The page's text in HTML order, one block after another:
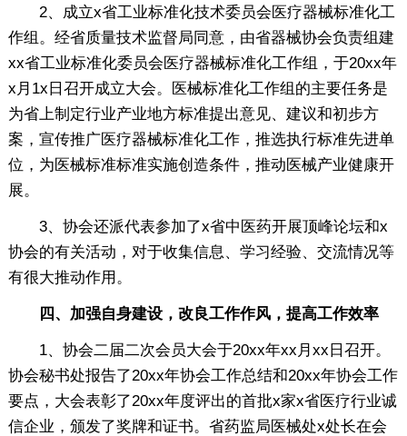
2、成立x省工业标准化技术委员会医疗器械标准化工
作组。经省质量技术监督局同意，由省器械协会负责组建
xx省工业标准化委员会医疗器械标准化工作组，于20xx年
x月1x日召开成立大会。医械标准化工作组的主要任务是
为省上制定行业产业地方标准提出意见、建议和初步方
案，宣传推广医疗器械标准化工作，推选执行标准先进单
位，为医械标准标准实施创造条件，推动医械产业健康开
展。
3、协会还派代表参加了x省中医药开展顶峰论坛和x
协会的有关活动，对于收集信息、学习经验、交流情况等
有很大推动作用。
四、加强自身建设，改良工作作风，提高工作效率
1、协会二届二次会员大会于20xx年xx月xx日召开。
协会秘书处报告了20xx年协会工作总结和20xx年协会工作
要点，大会表彰了20xx年度评出的首批x家x省医疗行业诚
信企业，颁发了奖牌和证书。省药监局医械处x处长在会